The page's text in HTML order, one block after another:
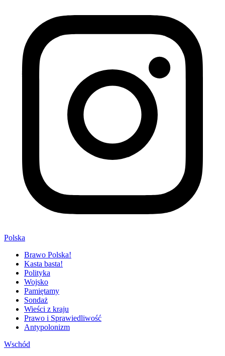
Polska
Brawo Polska!
Kasta basta!
Polityka
Wojsko
Pamiętamy
Sondaż
Wieści z kraju
Prawo i Sprawiedliwość
Antypolonizm
Wschód